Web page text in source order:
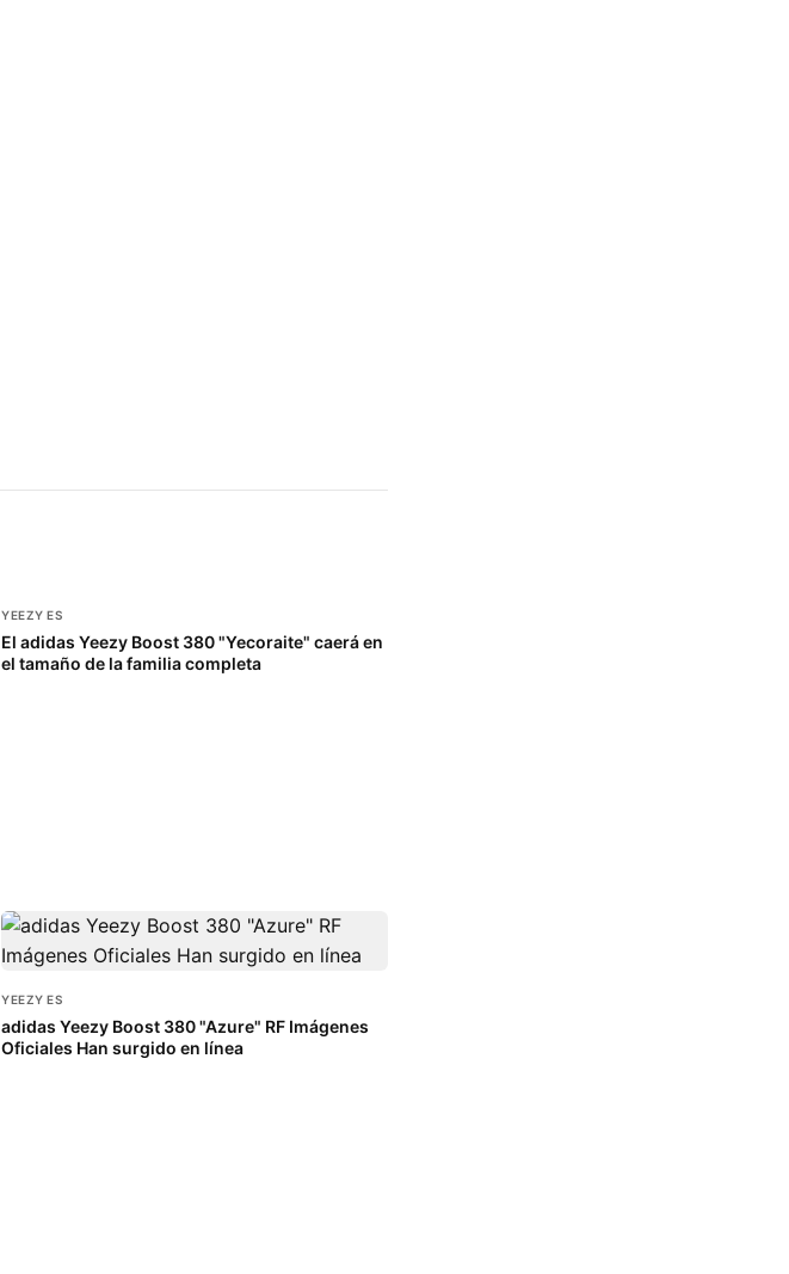
YEEZY ES
El adidas Yeezy Boost 380 "Yecoraite" caerá en
el tamaño de la familia completa
YEEZY ES
adidas Yeezy Boost 380 "Azure" RF Imágenes
Oficiales Han surgido en línea